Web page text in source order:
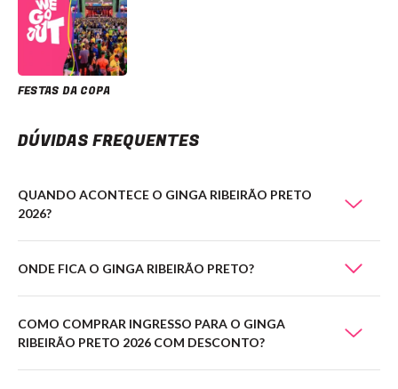
FESTAS DA COPA
DÚVIDAS FREQUENTES
QUANDO ACONTECE O GINGA RIBEIRÃO PRETO
2026?
ONDE FICA O GINGA RIBEIRÃO PRETO?
COMO COMPRAR INGRESSO PARA O GINGA
RIBEIRÃO PRETO 2026 COM DESCONTO?